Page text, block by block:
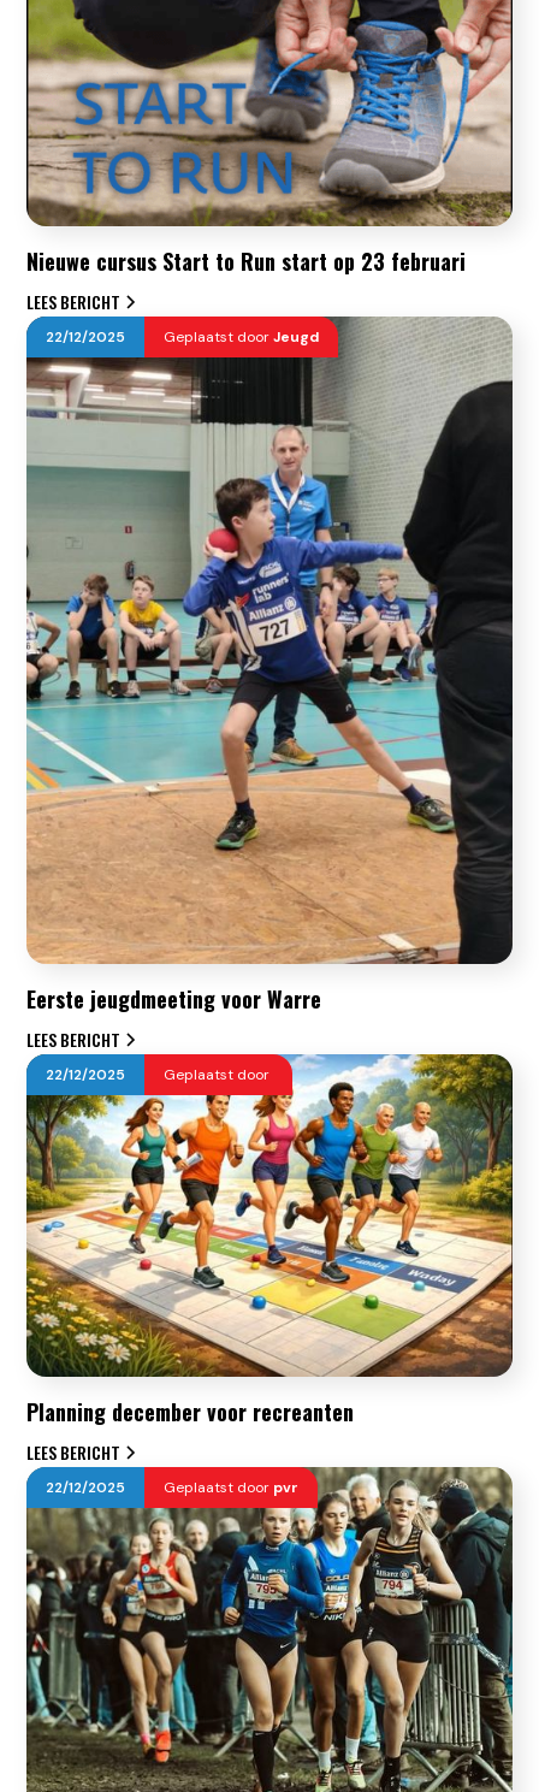
Nieuwe cursus Start to Run start op 23 februari
LEES BERICHT
22/12/2025 Geplaatst doorJeugd
Eerste jeugdmeeting voor Warre
LEES BERICHT
22/12/2025 Geplaatst door
Planning december voor recreanten
LEES BERICHT
22/12/2025 Geplaatst door pvr